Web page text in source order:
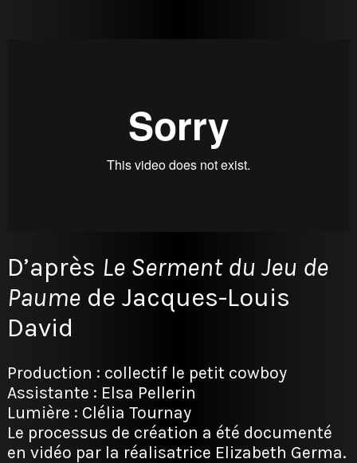
D’après Le Serment du Jeu de
Paumede Jacques-Louis
David
Production : collectif le petit cowboy
Assistante : Elsa Pellerin
Lumière : Clélia Tournay
Le processus de création a été documenté
en vidéo par la réalisatrice Elizabeth Germa.